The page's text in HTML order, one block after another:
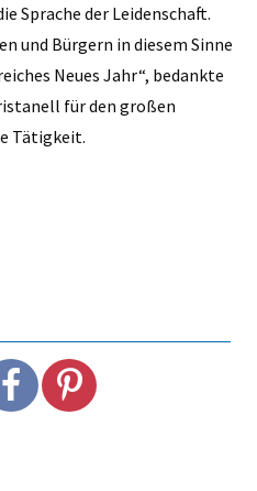
Sprache der Leidenschaft.
und Bürgern in diesem Sinne
Neues Jahr“, bedankte
für den großen
Tätigkeit.